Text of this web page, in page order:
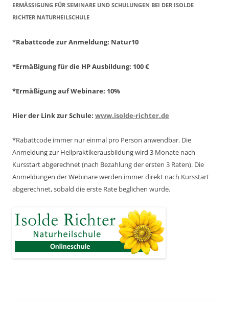
ERMÄSSIGUNG FÜR SEMINARE UND SCHULUNGEN BEI DER ISOLDE R
ICHTER NATURHEILSCHULE
*Rabattcode zur Anmeldung: Natur10
*Ermäßigung für die HP Ausbildung: 100 €
*Ermäßigung auf Webinare: 10%
Hier der Link zur Schule: www.isolde-richter.de
*Rabattcode immer nur einmal pro Person anwendbar. Die
Anmeldung zur Heilpraktikerausbildung wird 3 Monate nach
Kursstart abgerechnet(nach Bezahlung der ersten 3 Raten). Die
Anmeldungen der Webinare werden immer direkt nach Kursstart
abgerechnet,sobald die erste Rate beglichen wurde.